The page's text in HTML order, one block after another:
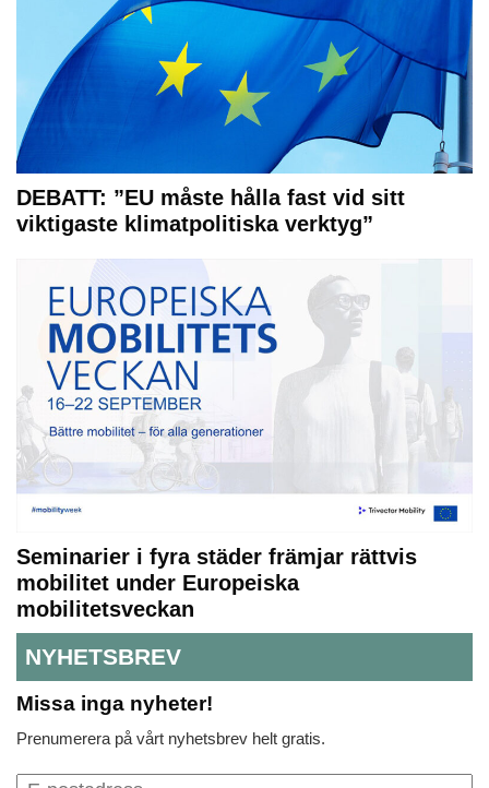
DEBATT: ”EU måste hålla fast vid sitt
viktigaste klimatpolitiska verktyg”
Seminarier i fyra städer främjar rättvis
mobilitet under Europeiska
mobilitetsveckan
NYHETSBREV
Missa inga nyheter!
Prenumerera på vårt nyhetsbrev helt gratis.